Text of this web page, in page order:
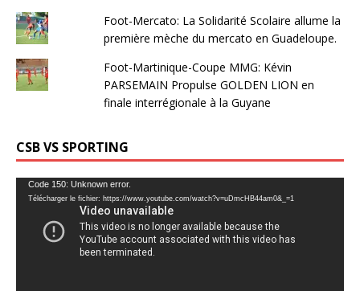
Foot-Mercato: La Solidarité Scolaire allume la
première mèche du mercato en Guadeloupe.
Foot-Martinique-Coupe MMG: Kévin
PARSEMAIN Propulse GOLDEN LION en
finale interrégionale à la Guyane
CSB VS SPORTING
Lecteur
vidéo
Code 150: Unknown error.
Télécharger le fichier: https://www.youtube.com/watch?v=uDmcHB44am0&_=1